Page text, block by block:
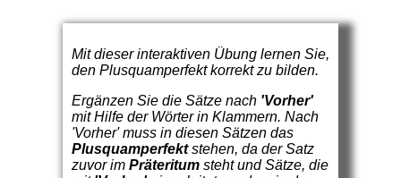
Mit dieser interaktiven Übung lernen Sie,
den Plusquamperfekt korrekt zu bilden.
Ergänzen Sie die Sätze nach 'Vorher'
mit Hilfe der Wörter in Klammern. Nach
'Vorher' muss in diesen Sätzen das
Plusquamperfektstehen, da der Satz
zuvor im Präteritumsteht und Sätze, die